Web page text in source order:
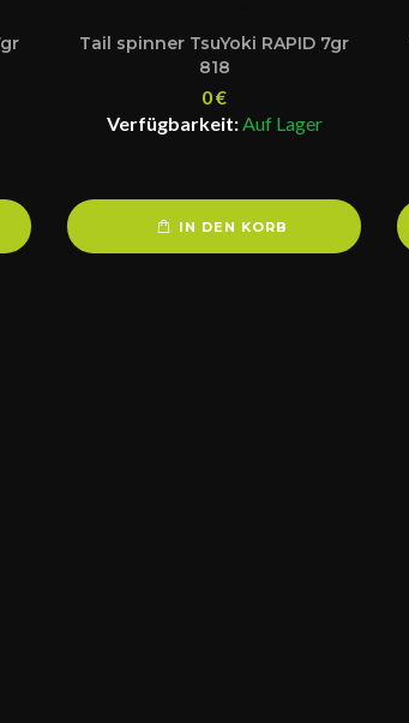
Tail spinner TsuYoki RAPID 7gr
818
0€
Verfügbarkeit: Auf Lager
IN DEN KORB